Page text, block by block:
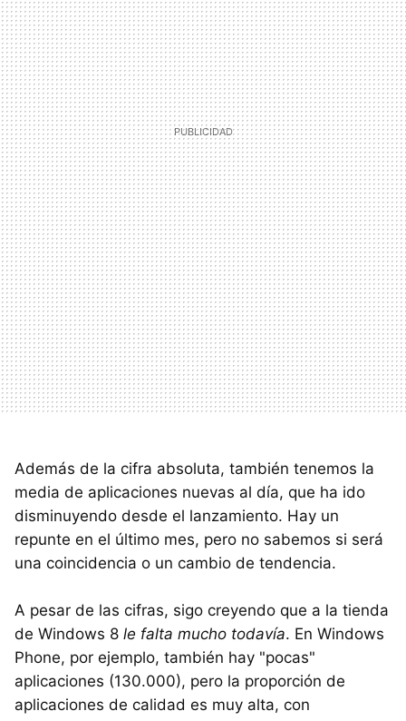
Además de la cifra absoluta, también tenemos la
media de aplicaciones nuevas al día, que ha ido
disminuyendo desde el lanzamiento. Hay un
repunte en el último mes, pero no sabemos si será
una coincidencia o un cambio de tendencia.
A pesar de las cifras, sigo creyendo que a la tienda
de Windows 8 le falta mucho todavía. En Windows
Phone, por ejemplo, también hay "pocas"
aplicaciones (130.000), pero la proporción de
aplicaciones de calidad es muy alta, con